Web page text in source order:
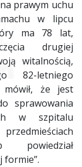
prawym uchu
w lipcu
ma 78 lat,
drugiej
witalnością,
82-letniego
że jest
sprawowania
w szpitalu
powiedział
formie”.